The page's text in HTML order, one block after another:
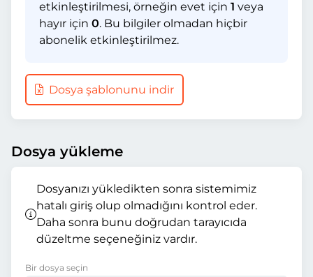
etkinleştirilmesi, örneğin evet için 1 veya
hayır için 0. Bu bilgiler olmadan hiçbir
abonelik etkinleştirilmez.
Dosya şablonunu indir
Dosya yükleme
Dosyanızı yükledikten sonra sistemimiz
hatalı giriş olup olmadığını kontrol eder.
Daha sonra bunu doğrudan tarayıcıda
düzeltme seçeneğiniz vardır.
Bir dosya seçin